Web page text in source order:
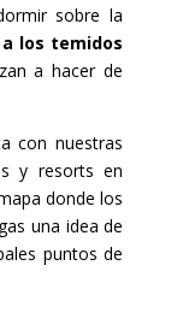
sobre la
los temidos
a hacer de
con nuestras
y resorts en
donde los
una idea de
puntos de